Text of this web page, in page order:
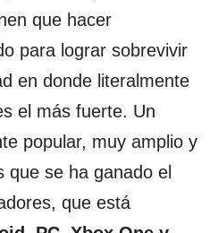
que hacer
para lograr sobrevivir
en donde literalmente
el más fuerte. Un
popular, muy amplio y
que se ha ganado el
que está